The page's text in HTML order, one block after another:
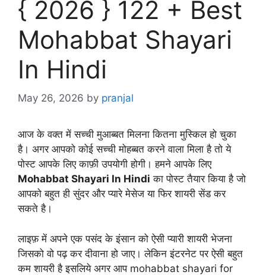
{ 2026 } 122 + Best
Mohabbat Shayari
In Hindi
May 26, 2026 by pranjal
आज के वक्त में सच्ची मुआब्बत मिलना कितना मुस्किल हो चुका
है। अगर आपको कोई सच्ची मोहब्बत करने वाला मिला है तो ये
पोस्ट आपके लिए काफ़ी उपयोगी होगी। हमने आपके लिए
Mohabbat Shayari In Hindi का पोस्ट तैयार किया है जो
आपको बहुत ही सुंदर और प्यारे मेसेज या फिर शायरी सेंड कर
सकते है।
लाइफ़ में अपने एक पसंद के इंसान को ऐसी प्यारी शायरी भेजना
जिसको वो पढ़ कर दीवाना हो जाए। लेकिन इंटरनेट पर ऐसी बहुत
कम शायरी है इसलिये अगर आप mohabbat shayari for